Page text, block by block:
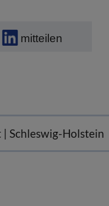
mitteilen
| Schleswig-Holstein